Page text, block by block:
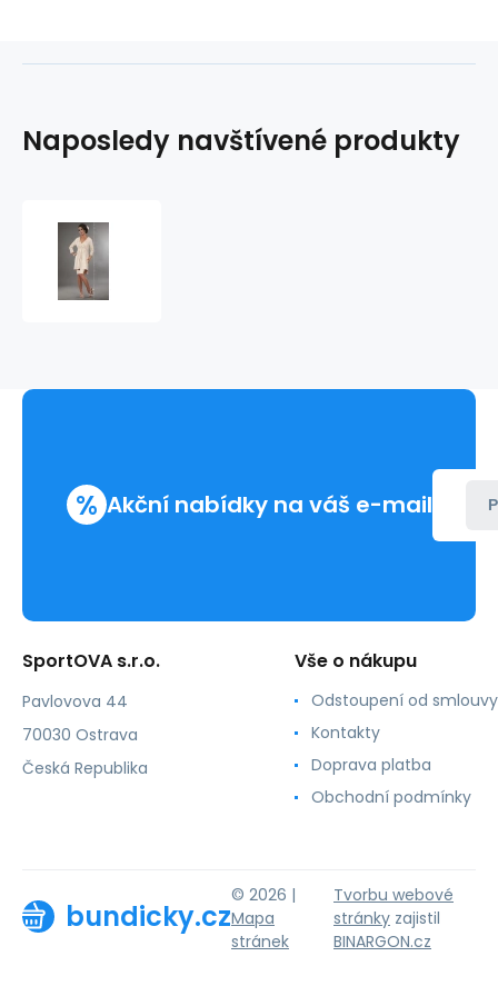
Naposledy navštívené produkty
% Akční nabídky na váš e-mail
SportOVA s.r.o.
Pavlovova 44
70030 Ostrava
Česká Republika
Vše o nákupu
Odstoupení od smlouvy
Kontakty
Doprava platba
Obchodní podmínky
bundicky.cz
© 2026 |
Mapa
stránek
Tvorbu webové
stránky zajistil
BINARGON.cz